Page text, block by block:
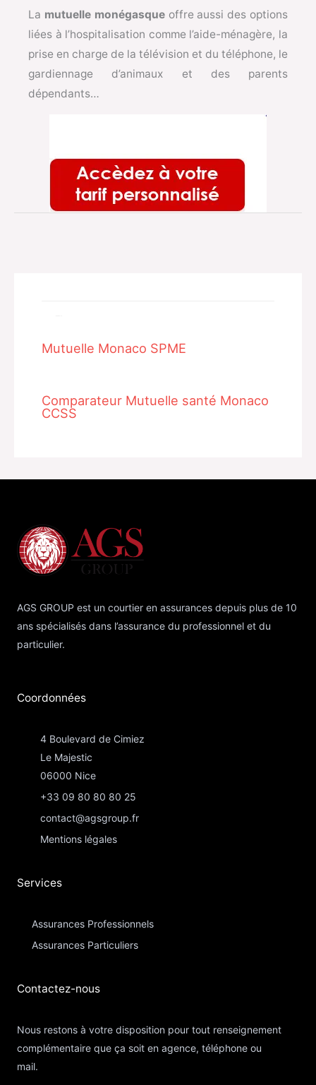
La mutuelle monégasqueoffre aussi des options
liées à l’hospitalisation comme l’aide-ménagère, la
prise en charge de la télévision et du téléphone, le
gardiennage d’animaux et des parents
dépendants…
Mutuelle Monaco SPME
Comparateur Mutuelle santé Monaco
CCSS
AGS GROUP est un courtier en assurances depuis plus de 10
ans spécialisés dans l’assurance du professionnel et du
particulier.
Coordonnées​
4 Boulevard de Cimiez
Le Majestic
06000 Nice
+33 09 80 80 80 25
contact@agsgroup.fr
Mentions légales
Services
Assurances Professionnels
Assurances Particuliers​
Contactez-nous​
Nous restons à votre disposition pour tout renseignement
complémentaire que ça soit en agence, téléphone ou
mail.